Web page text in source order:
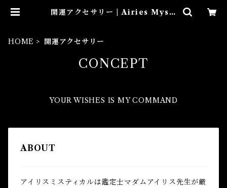
開運アクセサリー | Airies Mysti
HOME
開運アクセサリー
CONCEPT
YOUR WISHES IS MY COMMAND
ABOUT
アイリスミスティカルは鑑定士マダムアイリス先生が厳